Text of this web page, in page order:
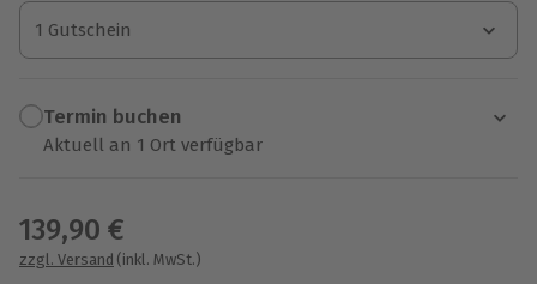
1 Gutschein
1 Gutschein
1 Gutschein
Termin buchen
Aktuell an 1 Ort verfügbar
139,90 €
zzgl. Versand (inkl. MwSt.)